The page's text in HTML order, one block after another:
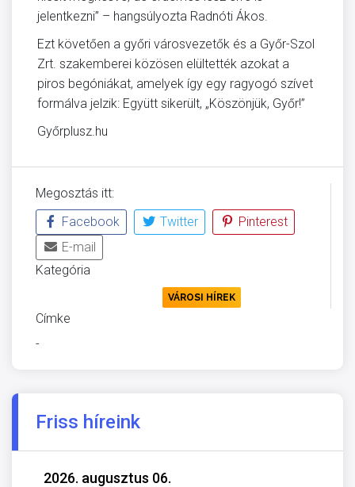
jelentkezni” – hangsúlyozta Radnóti Ákos.
Ezt követően a győri városvezetők és a Győr-Szol
Zrt. szakemberei közösen elültették azokat a
piros begóniákat, amelyek így egy ragyogó szívet
formálva jelzik: Együtt sikerült, „Köszönjük, Győr!”
Győrplusz.hu
Megosztás itt:
Facebook
Twitter
Pinterest
E-mail
Kategória
VÁROSI HÍREK
Címke
-
Friss híreink
2026. augusztus 06.